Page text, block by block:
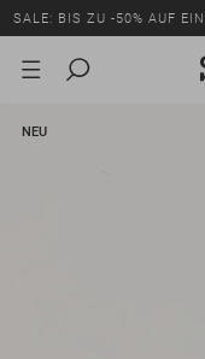
SALE: BIS ZU -50% AUF
NEU